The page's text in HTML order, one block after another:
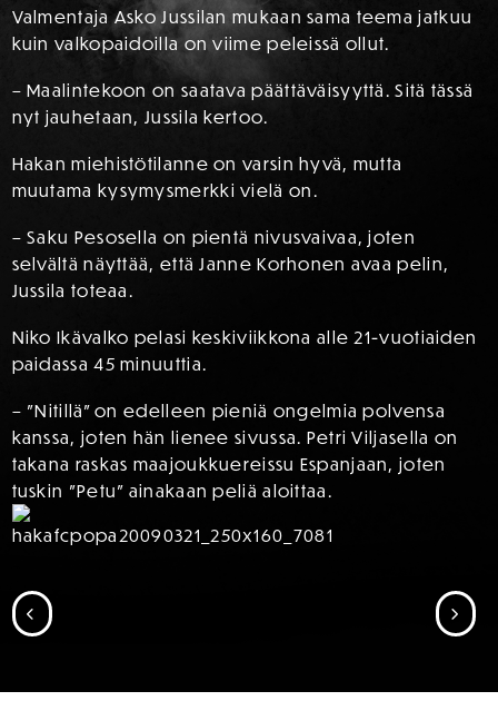
Valmentaja Asko Jussilan mukaan sama teema jatkuu
kuin valkopaidoilla on viime peleissä ollut.
– Maalintekoon on saatava päättäväisyyttä. Sitä tässä
nyt jauhetaan, Jussila kertoo.
Hakan miehistötilanne on varsin hyvä, mutta
muutama kysymysmerkki vielä on.
– Saku Pesosella on pientä nivusvaivaa, joten
selvältä näyttää, että Janne Korhonen avaa pelin,
Jussila toteaa.
Niko Ikävalko pelasi keskiviikkona alle 21-vuotiaiden
paidassa 45 minuuttia.
– ”Nitillä” on edelleen pieniä ongelmia polvensa
kanssa, joten hän lienee sivussa. Petri Viljasella on
takana raskas maajoukkuereissu Espanjaan, joten
tuskin ”Petu” ainakaan peliä aloittaa.
SIIRRY EDELLISEEN